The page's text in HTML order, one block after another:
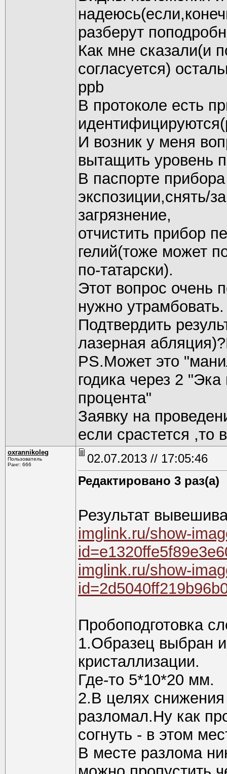
разберут
Как мне сказали(и
согласуется)
ppb
В протоколе есть
И возник у меня
вытащить уровень
В паспорте
экспозиции,снять/
загрязнение,
отчистить прибор
гелий(тоже может
по-татарски).
Этот вопрос очень
нужно утрамбовать.
Подтвердить
лазерная
PS.Может это
годика через 2
процента"
Заявку на
если срастется ,то
oxrannikoleg
Пользователь
Ранг: 666
02.07.2013 // 17:05:46
Редактировано 3 раз(а)
Результат
imglink.ru/show-
imglink.ru/show-
Пробоподготовка
1.Образец выбран
кристаллизации.
Где-то 5*10*20 мм.
2.В целях снижения
разломал.Ну как
согнуть - в этом
В месте разлома